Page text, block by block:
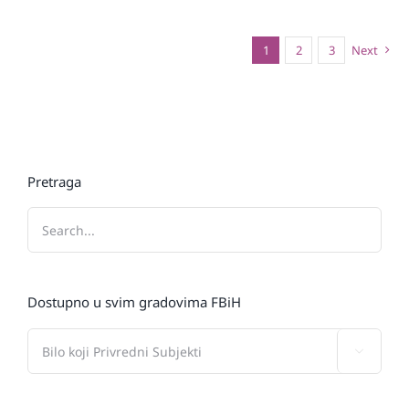
1 2 3 Next
Pretraga
Dostupno u svim gradovima FBiH